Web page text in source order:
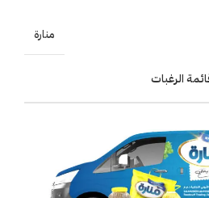
منارة
الرغبات